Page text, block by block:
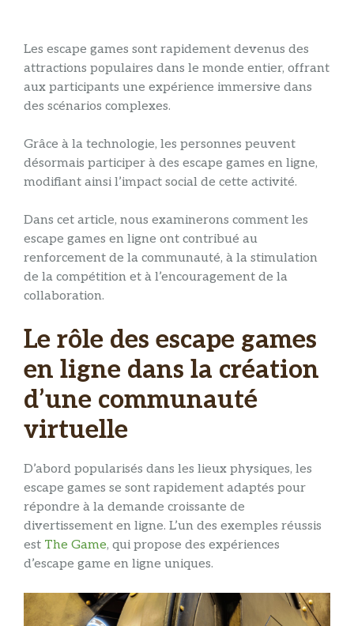
Les escape games sont rapidement devenus des
attractions populaires dans le monde entier, offrant
aux participants une expérience immersive dans
des scénarios complexes.
Grâce à la technologie, les personnes peuvent
désormais participer à des escape games en ligne,
modifiant ainsi l’impact social de cette activité.
Dans cet article, nous examinerons comment les
escape games en ligne ont contribué au
renforcement de la communauté, à la stimulation
de la compétition et à l’encouragement de la
collaboration.
Le rôle des escape games
en ligne dans la création
d’une communauté
virtuelle
D’abord popularisés dans les lieux physiques, les
escape games se sont rapidement adaptés pour
répondre à la demande croissante de
divertissement en ligne. L’un des exemples réussis
est The Game, qui propose des expériences
d’escape game en ligne uniques.